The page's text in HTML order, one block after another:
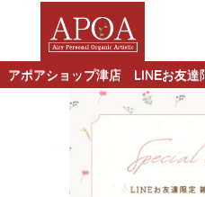
アポアショップ津店 LINEお友